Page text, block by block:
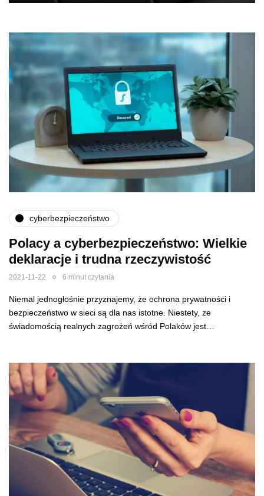
cyberbezpieczeństwo
Polacy a cyberbezpieczeństwo: Wielkie
deklaracje i trudna rzeczywistość
2021-11-22 6 minut czytania
Niemal jednogłośnie przyznajemy, że ochrona prywatności i
bezpieczeństwo w sieci są dla nas istotne. Niestety, ze
świadomością realnych zagrożeń wśród Polaków jest…